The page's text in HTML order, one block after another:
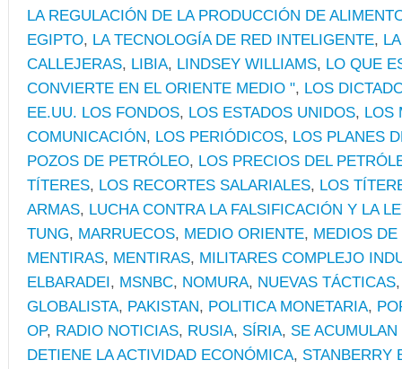
LA REGULACIÓN DE LA PRODUCCIÓN DE
EGIPTO, LA TECNOLOGÍA DE RED INTELIGENTE,
CALLEJERAS, LIBIA, LINDSEY WILLIAMS, LO QUE
CONVIERTE EN EL ORIENTE MEDIO ", LOS
EE.UU. LOS FONDOS, LOS ESTADOS UNIDOS, LOS
COMUNICACIÓN, LOS PERIÓDICOS, LOS PLANES
POZOS DE PETRÓLEO, LOS PRECIOS DEL
TÍTERES, LOS RECORTES SALARIALES, LOS
ARMAS, LUCHA CONTRA LA FALSIFICACIÓN Y LA
TUNG, MARRUECOS, MEDIO ORIENTE, MEDIOS
MENTIRAS, MENTIRAS, MILITARES COMPLEJO
ELBARADEI, MSNBC, NOMURA, NUEVAS TÁCTICAS
GLOBALISTA, PAKISTAN, POLITICA MONETARIA,
OP, RADIO NOTICIAS, RUSIA, SÍRIA, SE
DETIENE LA ACTIVIDAD ECONÓMICA, STANBERRY